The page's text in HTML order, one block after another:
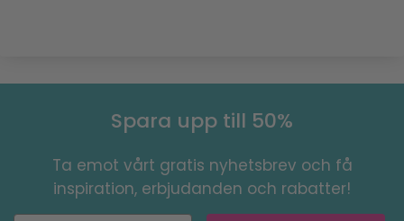
Spara upp till 50%
Ta emot vårt gratis nyhetsbrev och få
inspiration, erbjudanden och rabatter!